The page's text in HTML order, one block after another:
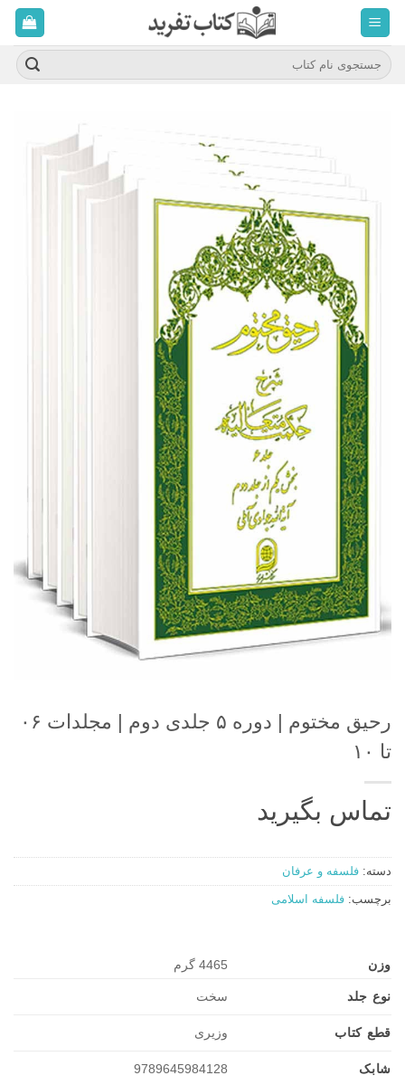
محتوا
برویدجستجو
برای:
رحیق مختوم | دوره ۵ جلدی دوم | مجلدات ۰۶
تا ۱۰
تماس بگیرید
دسته: فلسفه و عرفان
برچسب: فلسفه اسلامی
وزن 4465 گرم
نوع جلد سخت
قطع کتاب وزیری
شابک 9789645984128